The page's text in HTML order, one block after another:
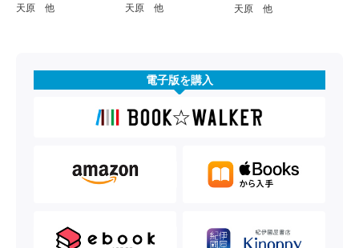
天原 他
天原 他
天原 他
電子版を購入